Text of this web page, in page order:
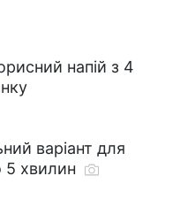
напій з 4
варіант для
5 хвилин